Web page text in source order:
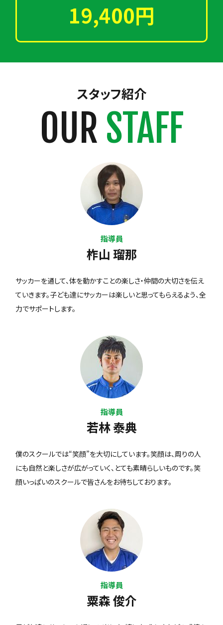
19,400円
スタッフ紹介
OUR STAFF
指導員
柞山 瑠那
サッカーを通して、体を動かすことの楽しさ・仲間の大切さを伝え
ていきます。子ども達にサッカーは楽しいと思ってもらえるよう、全
力でサポートします。
指導員
若林 泰典
僕のスクールでは“笑顔”を大切にしています。笑顔は、周りの人
にも自然と楽しさが広がっていく、とても素晴らしいものです。笑
顔いっぱいのスクールで皆さんをお待ちしております。
指導員
粟森 俊介